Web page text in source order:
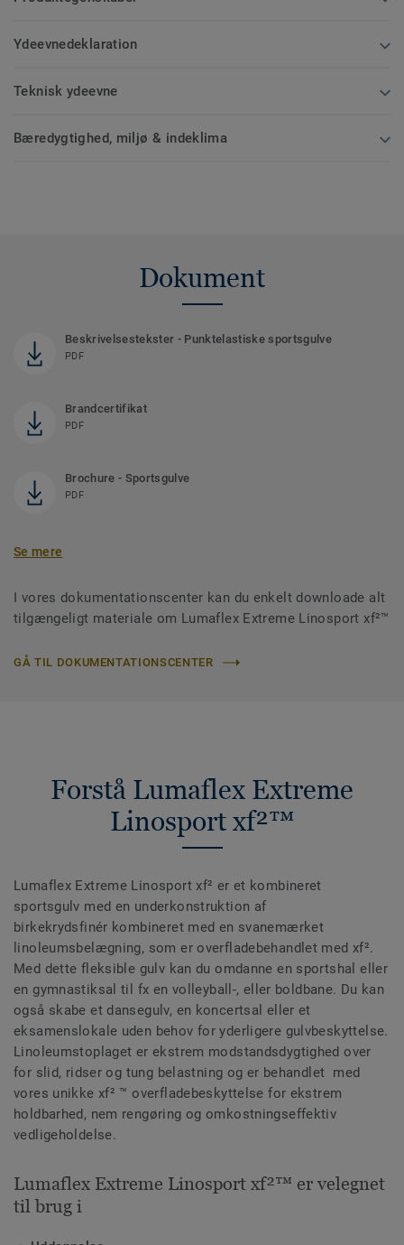
Ydeevnedeklaration
Teknisk ydeevne
Bæredygtighed, miljø & indeklima
Dokument
Beskrivelsestekster - Punktelastiske sportsgulve
PDF
Brandcertifikat
PDF
Brochure - Sportsgulve
PDF
Se mere
I vores dokumentationscenter kan du enkelt downloade alt
tilgængeligt materiale om Lumaflex Extreme Linosport xf²™
GÅ TIL DOKUMENTATIONSCENTER
Forstå Lumaflex Extreme
Linosport xf²™
Lumaflex Extreme Linosport xf² er et kombineret
sportsgulv med en underkonstruktion af
birkekrydsfinér kombineret med en svanemærket
linoleumsbelægning, som er overfladebehandlet med xf².
Med dette fleksible gulv kan du omdanne en sportshal eller
en gymnastiksal til fx en volleyball-, eller boldbane. Du kan
også skabe et dansegulv, en koncertsal eller et
eksamenslokale uden behov for yderligere gulvbeskyttelse.
Linoleumstoplaget er ekstrem modstandsdygtighed over
for slid, ridser og tung belastning og er behandlet med
vores unikke xf² ™ overfladebeskyttelse for ekstrem
holdbarhed, nem rengøring og omkostningseffektiv
vedligeholdelse.
Lumaflex Extreme Linosport xf²™ er velegnet
til brug i